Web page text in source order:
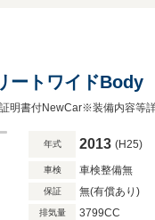
ートワイドBody
年式 2013 (H25)
車検 車検整備無
保証 無(有償あり)
排気量 3799CC